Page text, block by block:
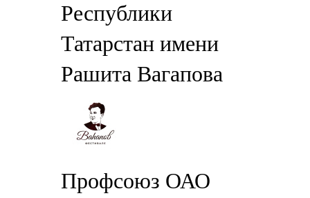
Республики
Татарстан имени
Рашита Вагапова
Профсоюз ОАО